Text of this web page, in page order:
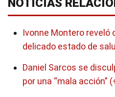
NOTICIAS
Ivonne Montero reveló
delicado estado de
Daniel Sarcos se
por una “mala acción”